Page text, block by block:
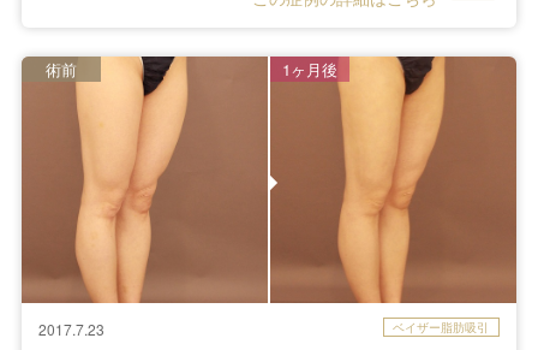
2017.7.23 ベイザー脂肪吸引
術前 1ヶ月後